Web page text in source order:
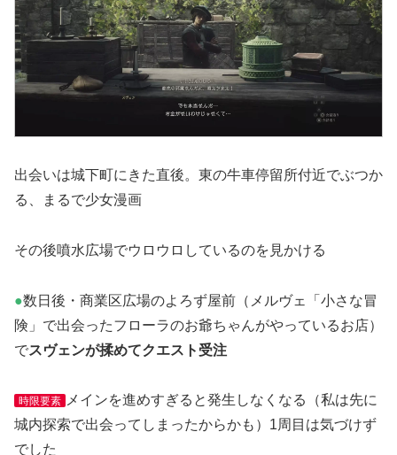
出会いは城下町にきた直後。東の牛車停留所付近でぶつか
る、まるで少女漫画
その後噴水広場でウロウロしているのを見かける
●数日後・商業区広場のよろず屋前（メルヴェ「小さな冒
険」で出会ったフローラのお爺ちゃんがやっているお店）
でスヴェンが揉めてクエスト受注
時限要素
メインを進めすぎると発生しなくなる（私は先に
城内探索で出会ってしまったからかも）1周目は気づけず
でした